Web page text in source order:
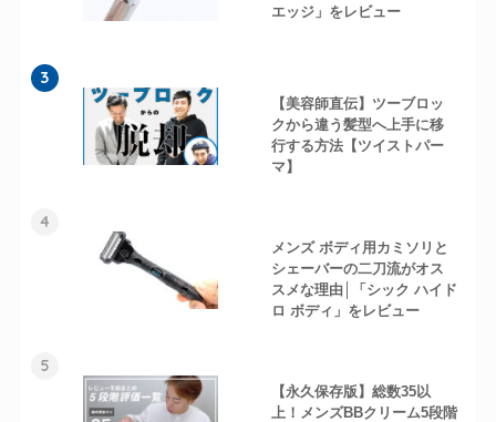
エッジ」をレビュー
3
【美容師直伝】ツーブロッ
クから違う髪型へ上手に移
行する方法【ツイストパー
マ】
4
メンズ ボディ用カミソリと
シェーバーの二刀流がオス
スメな理由│「シック ハイド
ロ ボディ」をレビュー
5
【永久保存版】総数35以
上！メンズBBクリーム5段階